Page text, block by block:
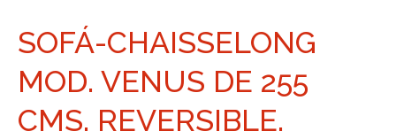
SOFÁ-CHAISSELONG
MOD. VENUS DE 255
CMS. REVERSIBLE.